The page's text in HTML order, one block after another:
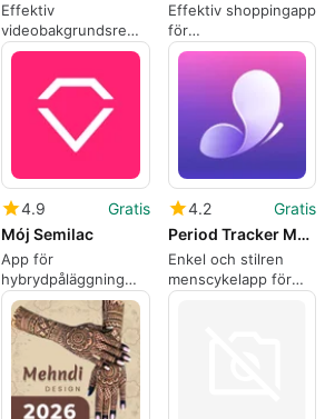
Effektiv
videobakgrundsremover
för iPhone
Effektiv shoppingapp
för
skönhetsprodukter
4.9
Gratis
Mój Semilac
App för
hybrydpåläggning
och nagelvård
4.2
Gratis
Period Tracker My Calendar
Enkel och stilren
menscykelapp för
kvinnor